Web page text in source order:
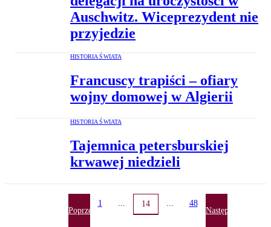
Auschwitz. Wiceprezydent nie
przyjedzie
HISTORIA ŚWIATA
Francuscy trapiści – ofiary
wojny domowej w Algierii
HISTORIA ŚWIATA
Tajemnica petersburskiej
krwawej niedzieli
Poprzednia
1 ... 14 ... 48
Następna